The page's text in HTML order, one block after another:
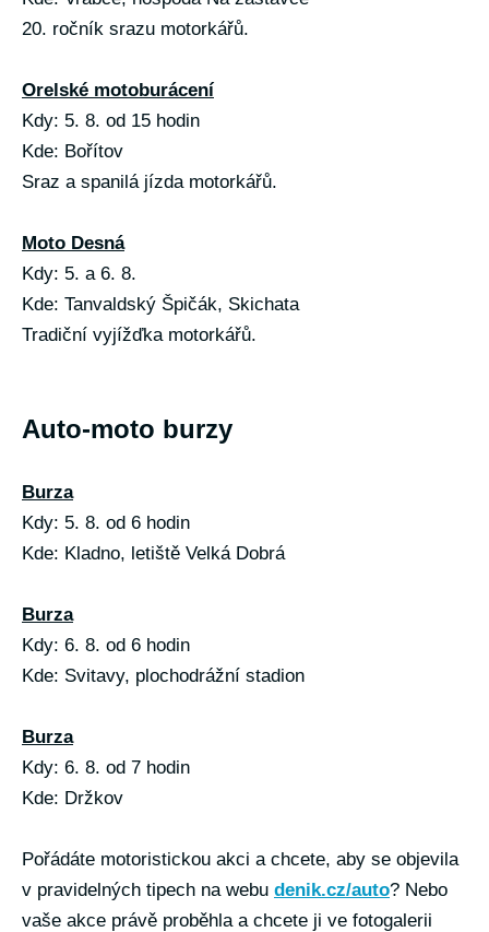
20. ročník srazu motorkářů.
Orelské motoburácení
Kdy: 5. 8. od 15 hodin
Kde: Bořítov
Sraz a spanilá jízda motorkářů.
Moto Desná
Kdy: 5. a 6. 8.
Kde: Tanvaldský Špičák, Skichata
Tradiční vyjížďka motorkářů.
Auto-moto burzy
Burza
Kdy: 5. 8. od 6 hodin
Kde: Kladno, letiště Velká Dobrá
Burza
Kdy: 6. 8. od 6 hodin
Kde: Svitavy, plochodrážní stadion
Burza
Kdy: 6. 8. od 7 hodin
Kde: Držkov
Pořádáte motoristickou akci a chcete, aby se objevila
v pravidelných tipech na webu denik.cz/auto? Nebo
vaše akce právě proběhla a chcete ji ve fotogalerii